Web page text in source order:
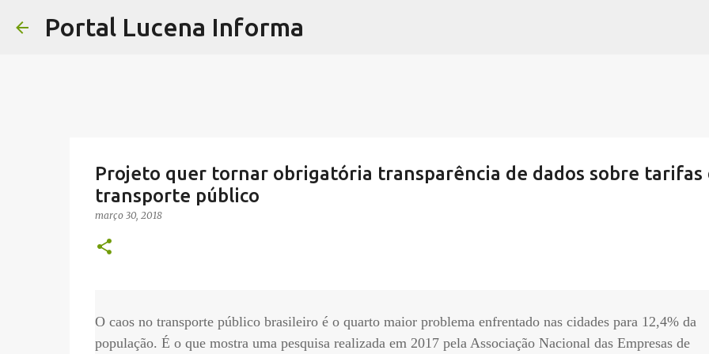
Portal Lucena Informa
Projeto quer tornar obrigatória transparência de dados sobre tarifas
transporte público
março 30, 2018
O caos no transporte público brasileiro é o quarto maior problema enfrentado nas cidades para 12,4% da
população. É o que mostra uma pesquisa realizada em 2017 pela Associação Nacional das Empresas de